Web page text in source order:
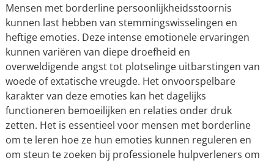
Mensen met borderline persoonlijkheidsstoornis
kunnen last hebben van stemmingswisselingen en
heftige emoties. Deze intense emotionele ervaringen
kunnen variëren van diepe droefheid en
overweldigende angst tot plotselinge uitbarstingen van
woede of extatische vreugde. Het onvoorspelbare
karakter van deze emoties kan het dagelijks
functioneren bemoeilijken en relaties onder druk
zetten. Het is essentieel voor mensen met borderline
om te leren hoe ze hun emoties kunnen reguleren en
om steun te zoeken bij professionele hulpverleners om